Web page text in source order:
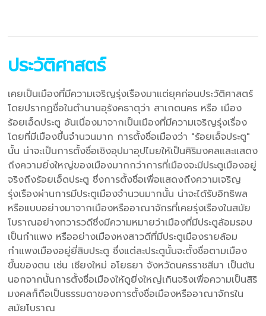
ประวัติศาสตร์
เคยเป็นเมืองที่มีความเจริญรุ่งเรืองมาแต่ยุคก่อนประวัติศาสตร์
โดยปรากฏชื่อในตำนานอุรังคธาตุว่า สาเกตนคร หรือ เมือง
ร้อยเอ็ดประตู อันเนื่องมาจากเป็นเมืองที่มีความเจริญรุ่งเรื่อง
โดยที่มีเมืองขึ้นจำนวนมาก การตั้งชื่อเมืองว่า "ร้อยเอ็จประตู"
นั้น น่าจะเป็นการตั้งชื่อเชิงอุปมาอุปไมยให้เป็นศิริมงคลและแสดง
ถึงความยิ่งใหญ่ของเมืองมากกว่าการที่เมืองจะมีประตูเมืองอยู่
จริงถึงร้อยเอ็ดประตู ซึ่งการตั้งชื่อเพื่อแสดงถึงความเจริญ
รุ่งเรืองผ่านการมีประตูเมืองจำนวนมากนั้น น่าจะได้รับอิทธิพล
หรือแบบอย่างมาจากเมืองหรืออาณาจักรที่เคยรุ่งเรืองในสมัย
โบราณอย่างทวารวดีซึ่งมีความหมายว่าเมืองที่มีประตูล้อมรอบ
เป็นกำแพง หรืออย่างเมืองหงสาวดีที่มีประตูเมืองรายล้อม
กำแพงเมืองอยู่ยี่สิบประตู ซึ่งแต่ละประตูนั้นจะตั้งชื่อตามเมือง
ขึ้นของตน เช่น เชียงใหม่ อโยธยา จังหวัดนครราชสีมา เป็นต้น
นอกจากนั้นการตั้งชื่อเมืองให้ดูยิ่งใหญ่เกินจริงเพื่อความเป็นสิริ
มงคลก็ถือเป็นธรรมดาของการตั้งชื่อเมืองหรืออาณาจักรใน
สมัยโบราณ